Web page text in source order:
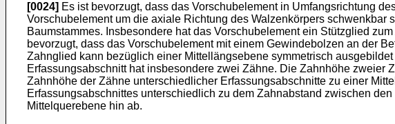
[0024] Es ist bevorzugt, dass das Vorschubelement in Umfangsrichtung
Vorschubelement um die axiale Richtung des Walzenkörpers
Baumstammes. Insbesondere hat das Vorschubelement ein Stützglied
bevorzugt, dass das Vorschubelement mit einem Gewindebolzen an der
Zahnglied kann bezüglich einer Mittellängsebene symmetrisch
Erfassungsabschnitt hat insbesondere zwei Zähne. Die Zahnhöhe
Zahnhöhe der Zähne unterschiedlicher Erfassungsabschnitte zu einer
Erfassungsabschnittes unterschiedlich zu dem Zahnabstand zwischen
Mittelquerebene hin ab.